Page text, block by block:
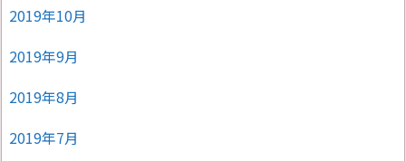
2019年10月
2019年9月
2019年8月
2019年7月